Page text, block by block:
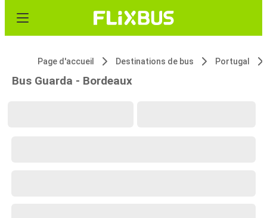
Page d'accueil Destinations de bus Portugal
Bus Guarda - Bordeaux